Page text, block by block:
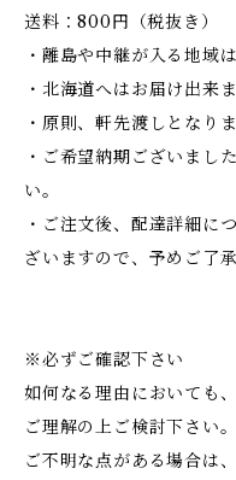
送料：800円（税抜き）
・離島や中継が入る地域
・北海道へはお届け出来
・原則、軒先渡しとなりま
・ご希望納期ございまし
い。
・ご注文後、配達詳細に
ざいますので、予めご了承
※必ずご確認下さい
如何なる理由においても
ご理解の上ご検討下さい。
ご不明な点がある場合は